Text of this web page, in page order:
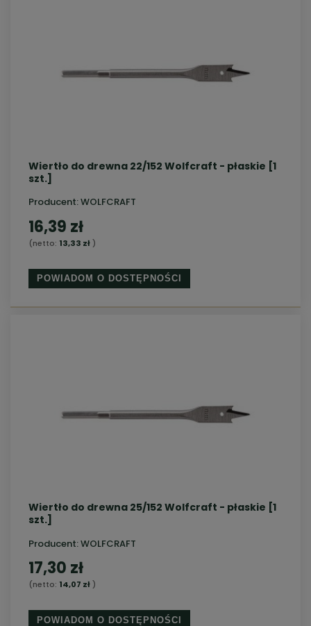
Wiertło do drewna 22/152 Wolfcraft - płaskie [1
szt.]
Producent:WOLFCRAFT
16,39 zł
(netto: 13,33 zł)
POWIADOM O DOSTĘPNOŚCI
Wiertło do drewna 25/152 Wolfcraft - płaskie [1
szt.]
Producent:WOLFCRAFT
17,30 zł
(netto: 14,07 zł)
POWIADOM O DOSTĘPNOŚCI